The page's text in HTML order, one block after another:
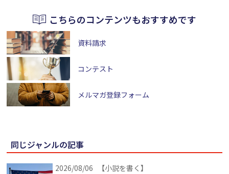
こちらのコンテンツもおすすめです
資料請求
コンテスト
メルマガ登録フォーム
同じジャンルの記事
2026/08/06 【小説を書く】